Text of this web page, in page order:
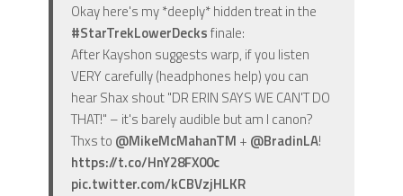
Okay here's my *deeply* hidden treat in the
#StarTrekLowerDecksfinale:
After Kayshon suggests warp, if you listen
VERY carefully (headphones help) you can
hear Shax shout "DR ERIN SAYS WE CAN'T DO
THAT!" – it's barely audible but am I canon?
Thxs to @MikeMcMahanTM + @BradinLA!
https://t.co/HnY28FX00c
pic.twitter.com/kCBVzjHLKR